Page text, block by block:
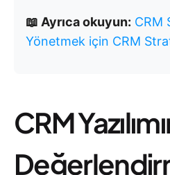
📖 Ayrıca okuyun: CRM
Yönetmek için CRM
CRM